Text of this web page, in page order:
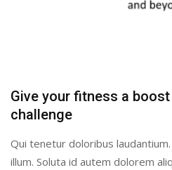
Give your fitness a
challenge
Qui tenetur doloribus
illum. Soluta id autem dolorem